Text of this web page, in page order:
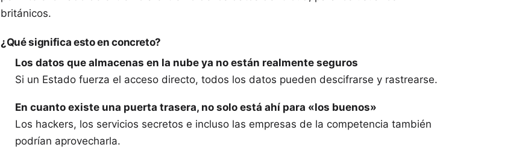
británicos.
¿Qué significa esto en concreto?
Los datos que almacenas en la nube ya no están realmente seguros
Si un Estado fuerza el acceso directo, todos los datos pueden descifrarse y rastrearse.
En cuanto existe una puerta trasera, no solo está ahí para «los buenos»
Los hackers, los servicios secretos e incluso las empresas de la competencia también
podrían aprovecharla.